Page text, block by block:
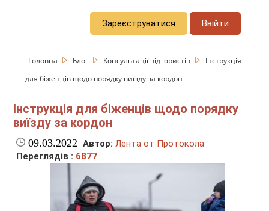
Зареєструватися Ввійти
Головна Блог Консультації від юристів
Інструкція
для біженців щодо порядку виїзду за кордон
Інструкція для біженців щодо порядку
виїзду за кордон
09.03.2022 Автор: Лента от Протокола
Переглядів : 6877